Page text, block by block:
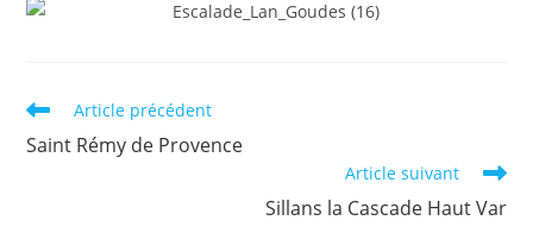
Read
articles
Article précédent
Saint Rémy de Provence
Article suivant
Sillans la Cascade Haut Var